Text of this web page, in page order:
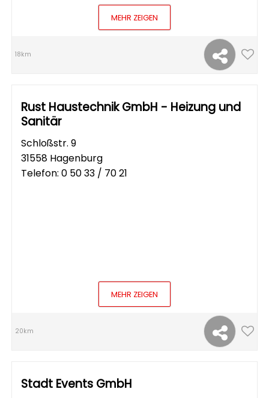
MEHR ZEIGEN
18km
Rust Haustechnik GmbH - Heizung und
Sanitär
Schloßstr. 9
31558 Hagenburg
Telefon: 0 50 33 / 70 21
MEHR ZEIGEN
20km
Stadt Events GmbH